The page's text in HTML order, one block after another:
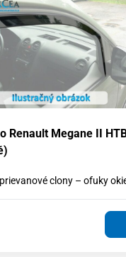
Renault Megane II
clony – ofuky